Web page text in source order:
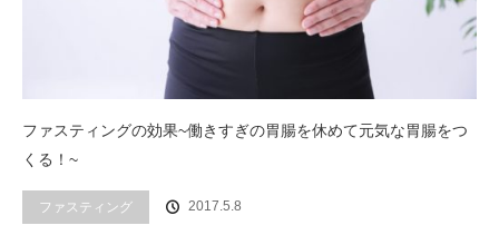
ファスティングの効果~働きすぎの胃腸を休めて元気な胃腸をつ
くる！~
ファスティング 2017.5.8